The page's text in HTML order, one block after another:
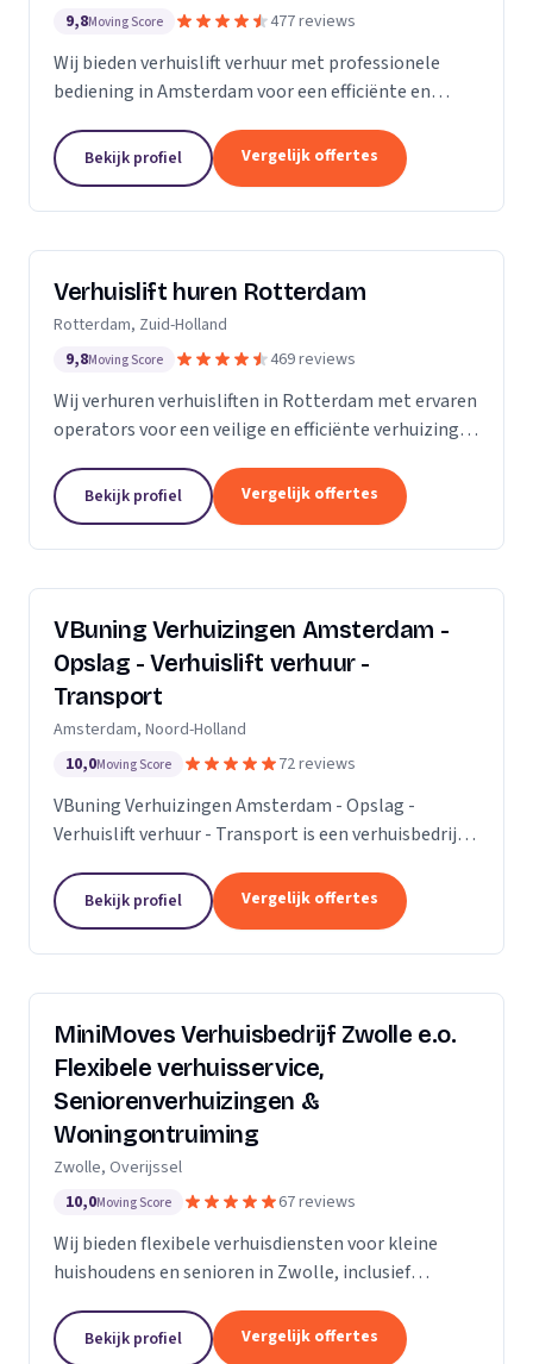
9,8Moving Score 477 reviews
Wij bieden verhuislift verhuur met professionele
bediening in Amsterdam voor een efficiënte en
Bekijk profiel Vergelijk offertes
Verhuislift huren Rotterdam
Rotterdam, Zuid-Holland
9,8Moving Score 469 reviews
Wij verhuren verhuisliften in Rotterdam met ervaren
operators voor een veilige en efficiënte verhuizing,
Bekijk profiel Vergelijk offertes
VBuning Verhuizingen Amsterdam -
Opslag - Verhuislift verhuur -
Transport
Amsterdam, Noord-Holland
10,0Moving Score 72 reviews
VBuning Verhuizingen Amsterdam - Opslag -
Verhuislift verhuur - Transport is een verhuisbedrijf
Bekijk profiel Vergelijk offertes
MiniMoves Verhuisbedrijf Zwolle e.o.
Flexibele verhuisservice,
Seniorenverhuizingen &
Woningontruiming
Zwolle, Overijssel
10,0Moving Score 67 reviews
Wij bieden flexibele verhuisdiensten voor kleine
huishoudens en senioren in Zwolle, inclusief
zorginstellingen.
Bekijk profiel Vergelijk offertes